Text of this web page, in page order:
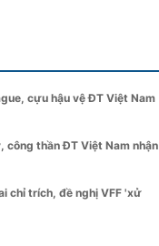
cựu hậu vệ ĐT Việt Nam
công thần ĐT Việt Nam nhận
chỉ trích, đề nghị VFF 'xử